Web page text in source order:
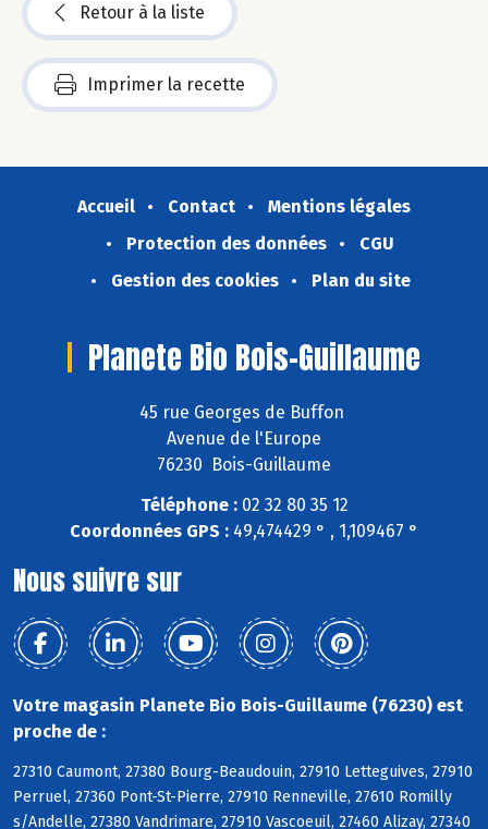
Retour à la liste
Imprimer la recette
Accueil Contact
Mentions légales
Protection des données
CGU
Gestion des cookies
Plan du site
Planete Bio Bois-Guillaume
45 rue Georges de Buffon
Avenue de l'Europe
76230 Bois-Guillaume
Téléphone :02 32 80 35 12
Coordonnées GPS : 49,474429 ° , 1,109467 °
Nous suivre sur
Votre magasin Planete Bio Bois-Guillaume (76230) est
proche de :
27310 Caumont, 27380 Bourg-Beaudouin, 27910 Letteguives, 27910
Perruel, 27360 Pont-St-Pierre, 27910 Renneville, 27610 Romilly
s/Andelle, 27380 Vandrimare, 27910 Vascoeuil, 27460 Alizay, 27340